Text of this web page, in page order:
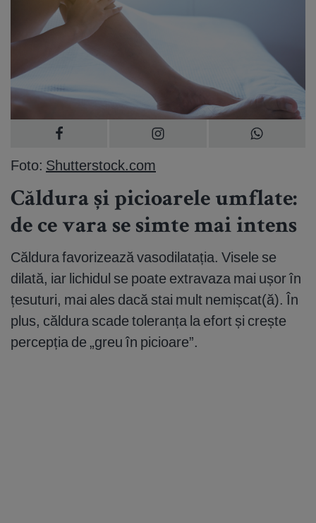
Foto: Shutterstock.com
Căldura și picioarele umflate:
de ce vara se simte mai intens
Căldura favorizează vasodilatația. Visele se
dilată, iar lichidul se poate extravaza mai ușor în
țesuturi, mai ales dacă stai mult nemișcat(ă). În
plus, căldura scade toleranța la efort și crește
percepția de „greu în picioare”.